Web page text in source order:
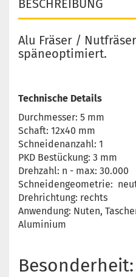
BESCHREIBUNG
Alu Fräser /
späneoptimiert.
Technische Details
Durchmesser: 5 mm
Schaft: 12x40 mm
Schneidenanzahl: 1
PKD Bestückung: 3 mm
Drehzahl: n - max: 30.000
Schneidengeometrie:
Drehrichtung: rechts
Anwendung: Nuten,
Aluminium
Besonderheit: